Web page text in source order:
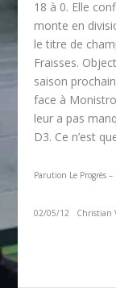
18 à 0. Elle
monte en
le titre de
Fraisses.
saison
face à
leur a pas
D3. Ce n’est
Parution Le Progrès –
02/05/12 Christian